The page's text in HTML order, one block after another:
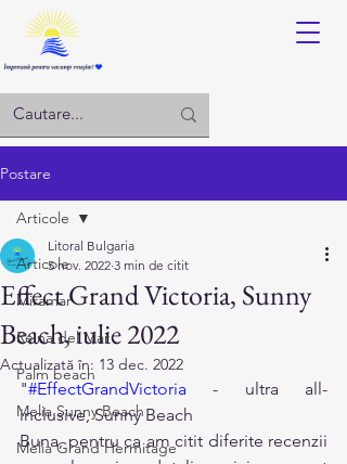
Postare
Articole
Miramar
Reina del Mar
Palm beach
Melia Sunny Beach
Melia Grand Hermitage
Articole
Effect Grand Victoria, Sunny
Beach, iulie 2022
Litoral Bulgaria
5 nov. 2022 3 min de citit
Actualizată în: 13 dec. 2022
"#EffectGrandVictoria - ultra all-
inclusive, Sunny Beach
Buna, pentru ca am citit diferite recenzii